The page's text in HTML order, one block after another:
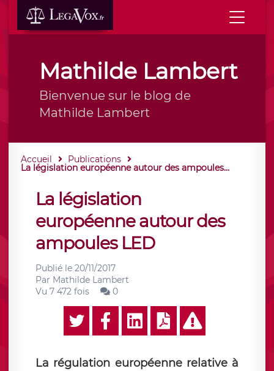
Mathilde Lambert
Bienvenue sur le blog de
Mathilde Lambert
Accueil Publications
La législation européenne autour des ampoules...
La législation
européenne autour des
ampoules LED
Publié le 20/11/2017
Par Mathilde Lambert
Vu 7 472 fois
0
La régulation européenne relative à